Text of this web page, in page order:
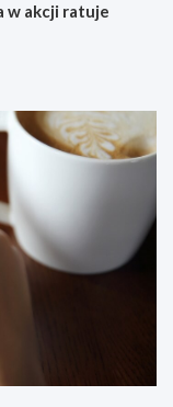
w akcji ratuje